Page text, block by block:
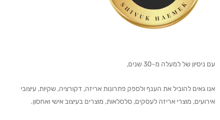
עם ניסיון של למעלה מ-30 שנים,
אנו גאים להוביל את הענף ולספק פתרונות אריזה, דקורציה, שקיות, עיצובי
אירועים, מוצרי אריזה לעסקים, סלסלאות, מוצרים בעיצוב אישי ואחסון.